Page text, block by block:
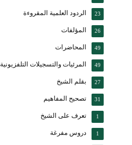
الردود العلمية المقروءة 23
المؤلفات 26
المحاضرات 49
المرئيات والتسجيلات التلفزيونية 49
بقلم الشيخ 27
تصحيح المفاهيم 31
تعرف على الشيخ 1
دروس مفرغة 1